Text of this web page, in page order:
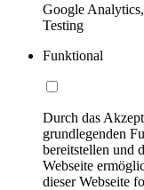
Google
Testing
Funktional
Durch das
grundlegenden
bereitstellen und
Webseite
dieser Webseite